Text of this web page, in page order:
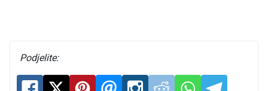
Podjelite: